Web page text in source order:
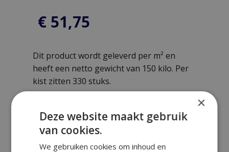
€ 51,75
Dit product wordt geleverd per m² en
heeft een netto gewicht van 150 kilo. Per
kist zitten 330 stuks.
Prijsberekening
×
Deze website maakt gebruik
van cookies.
We gebruiken cookies om inhoud en